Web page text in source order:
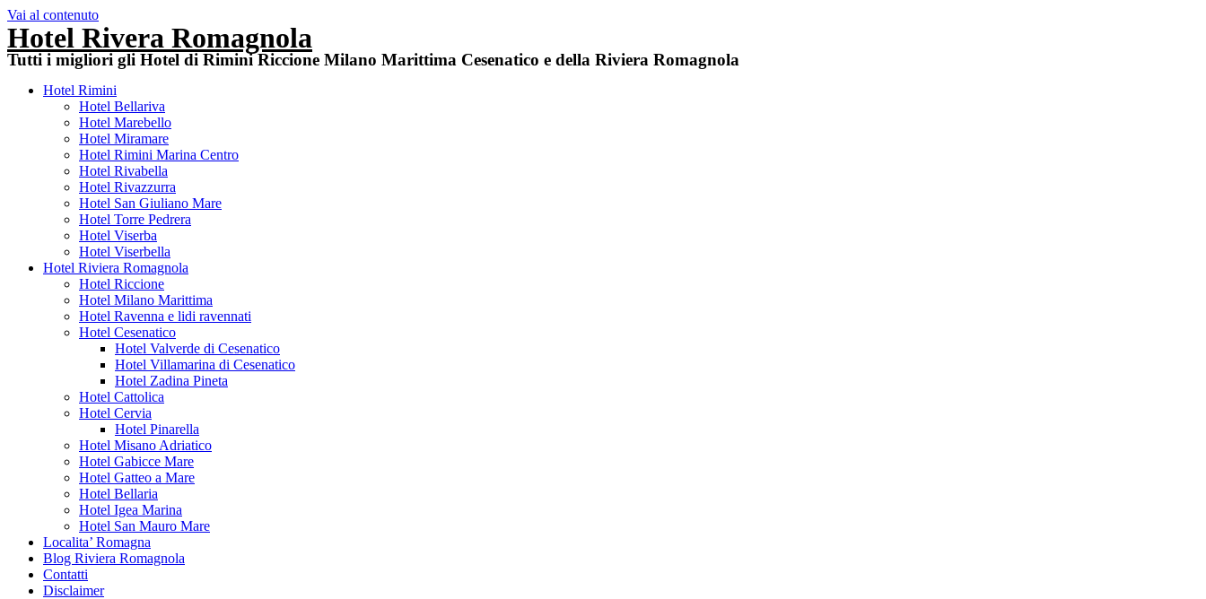
Vai al contenuto
Hotel Rivera Romagnola
Tutti i migliori gli Hotel di Rimini Riccione Milano Marittima Cesenatico e della Riviera Romagnola
Hotel Rimini
Hotel Bellariva
Hotel Marebello
Hotel Miramare
Hotel Rimini Marina Centro
Hotel Rivabella
Hotel Rivazzurra
Hotel San Giuliano Mare
Hotel Torre Pedrera
Hotel Viserba
Hotel Viserbella
Hotel Riviera Romagnola
Hotel Riccione
Hotel Milano Marittima
Hotel Ravenna e lidi ravennati
Hotel Cesenatico
Hotel Valverde di Cesenatico
Hotel Villamarina di Cesenatico
Hotel Zadina Pineta
Hotel Cattolica
Hotel Cervia
Hotel Pinarella
Hotel Misano Adriatico
Hotel Gabicce Mare
Hotel Gatteo a Mare
Hotel Bellaria
Hotel Igea Marina
Hotel San Mauro Mare
Localita’ Romagna
Blog Riviera Romagnola
Contatti
Disclaimer